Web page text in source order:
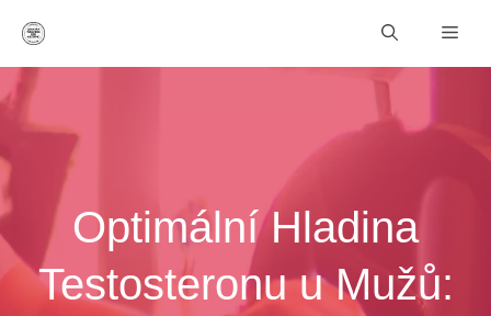
Optimální Hladina
Testosteronu u Mužů: